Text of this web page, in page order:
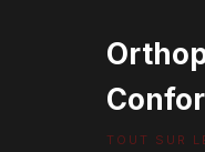
TOUT SUR